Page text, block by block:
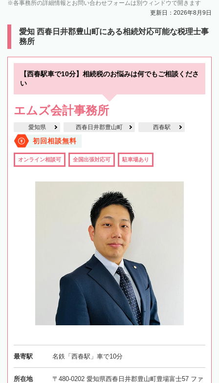
各事務所の詳細情報とお問い合わせフォームは別ウィンドウで開きます
更新日：2026年8月9日
愛知 西春日井郡豊山町にある相続対応可能な税理士事
務所
【西春駅車で10分】相続税のお悩みは何でもご相談くださ
い
エムズ会計事務所
愛知県 西春日井郡豊山町 西春駅
初回相談無料
オンライン相談可 全国出張対応可 駐車場あり
最寄駅 名鉄「西春駅」車で10分
所在地
〒480-0202 愛知県西春日井郡豊山町豊場富士57 ファ